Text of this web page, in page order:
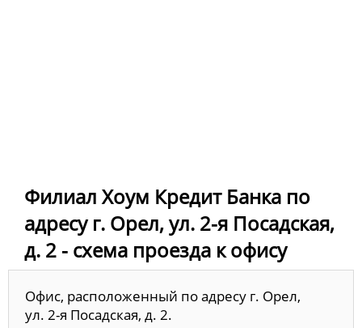
Филиал Хоум Кредит Банка по
адресу г. Орел, ул. 2-я Посадская,
д. 2 - схема проезда к офису
Офис, расположенный по адресу г. Орел,
ул. 2-я Посадская, д. 2.